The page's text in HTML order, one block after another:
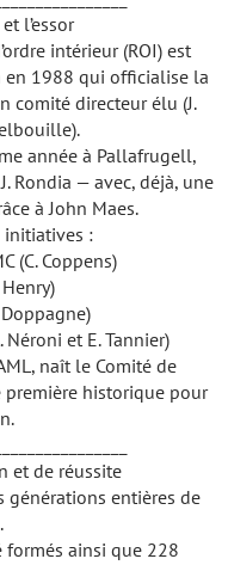
l’essor
intérieur (ROI) est
en 1988 qui officialise la
comité directeur élu (J.
année à Pallafrugell,
Rondia — avec, déjà, une
à John Maes.
initiatives :
(C. Coppens)
Néroni et E. Tannier)
naît le Comité de
historique pour
et de réussite
générations entières de
ainsi que 228